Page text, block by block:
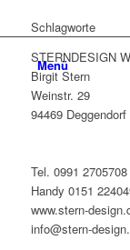
Menü
Schlagworte
STERNDESIGN
Birgit Stern
Weinstr. 29
94469 Deggendorf
Tel. 0991 2705708
Handy 0151
www.stern-
info@stern-